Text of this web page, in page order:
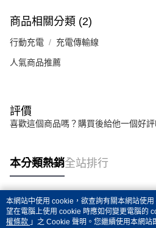
商品相關分類 (2)
行動充電 充電傳輸線
人氣商品推薦
評價
喜歡這個商品嗎？購買後給他一個好評
本分類熱銷全站排行
熱門標籤
本網站中使用 cookie，欲查詢有關本網站使
望在電腦上使用 cookie 時應如何變更電腦的
權條款 」之 Cookie 聲明。您繼續使用本網